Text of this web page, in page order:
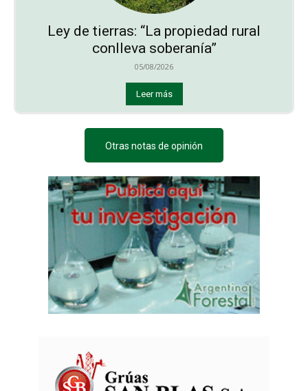
Ley de tierras: “La propiedad rural
conlleva soberanía”
05/08/2026
Leer más
Otras notas de opinión